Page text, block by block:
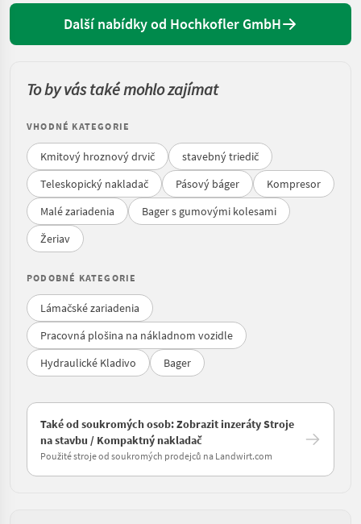
Další nabídky od Hochkofler GmbH
To by vás také mohlo zajímat
VHODNÉ KATEGORIE
Kmitový hroznový drvič
stavebný triedič
Teleskopický nakladač
Pásový báger
Kompresor
Malé zariadenia
Bager s gumovými kolesami
Žeriav
PODOBNÉ KATEGORIE
Lámačské zariadenia
Pracovná plošina na nákladnom vozidle
Hydraulické Kladivo
Bager
Také od soukromých osob: Zobrazit inzeráty Stroje
na stavbu / Kompaktný nakladač
Použité stroje od soukromých prodejců na Landwirt.com